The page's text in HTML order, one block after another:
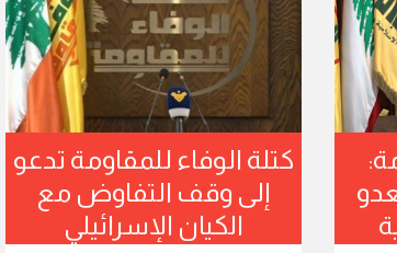
كتلة الوفاء للمقاومة تدعو
إلى وقف التفاوض مع
الكيان الإسرائيلي